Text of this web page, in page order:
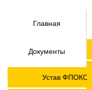
Главная
Документы
Устав ФПОКО
Членские